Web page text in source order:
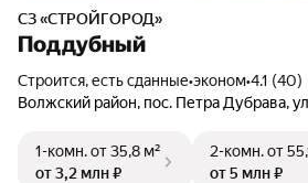
СЗ «СТРОЙГОРОД»
Поддубный
Строится, есть сданные•эконом•4.1 (40)
Волжский район, пос. Петра Дубрава,
1-комн.от 35,8 м²
от 3,2 млн ₽
2-комн.от
от 5 млн ₽